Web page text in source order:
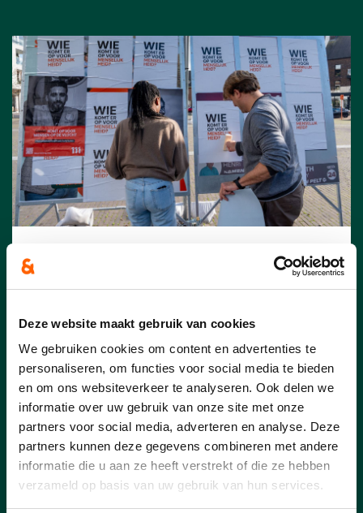
Deze website maakt gebruik van cookies
We gebruiken cookies om content en advertenties te
personaliseren, om functies voor social media te bieden
en om ons websiteverkeer te analyseren. Ook delen we
informatie over uw gebruik van onze site met onze
partners voor social media, adverteren en analyse. Deze
partners kunnen deze gegevens combineren met andere
informatie die u aan ze heeft verstrekt of die ze hebben
verzameld op basis van uw gebruik van hun services.
Pelt scoort in Vlaamse top-
15 voor 11.11.11
Vorig jaar haalde Pelt 44 425 euro op
voor 11.11.11. Daarmee eindigt onze
gemeente op de vijftiende plaats in
Vlaanderen en op de derde plaats in
Limburg. Ook per inwoner scoort Pelt
opvallend sterk: met 1,28 euro per
inwoner ligt de opbrengst ruim dubbel zo
hoog als het Vlaamse gemiddelde.